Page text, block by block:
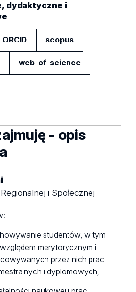
dydaktyczne i
ORCID scopus
web-of-science
- opis
i Społecznej
studentów, w tym
merytorycznym i
przez nich prac
i dyplomowych;